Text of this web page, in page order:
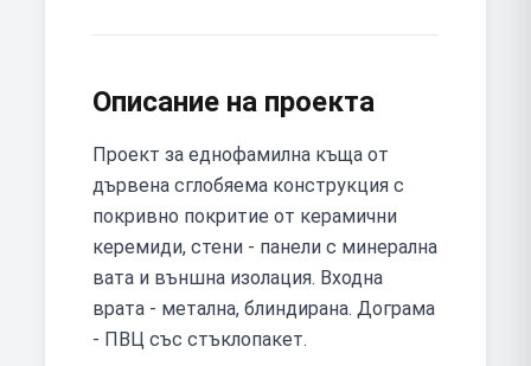
Описание на проекта
Проект за еднофамилна къща от
дървена сглобяема конструкция с
покривно покритие от керамични
керемиди, стени - панели с минерална
вата и външна изолация. Входна
врата - метална, блиндирана. Дограма
- ПВЦ със стъклопакет.